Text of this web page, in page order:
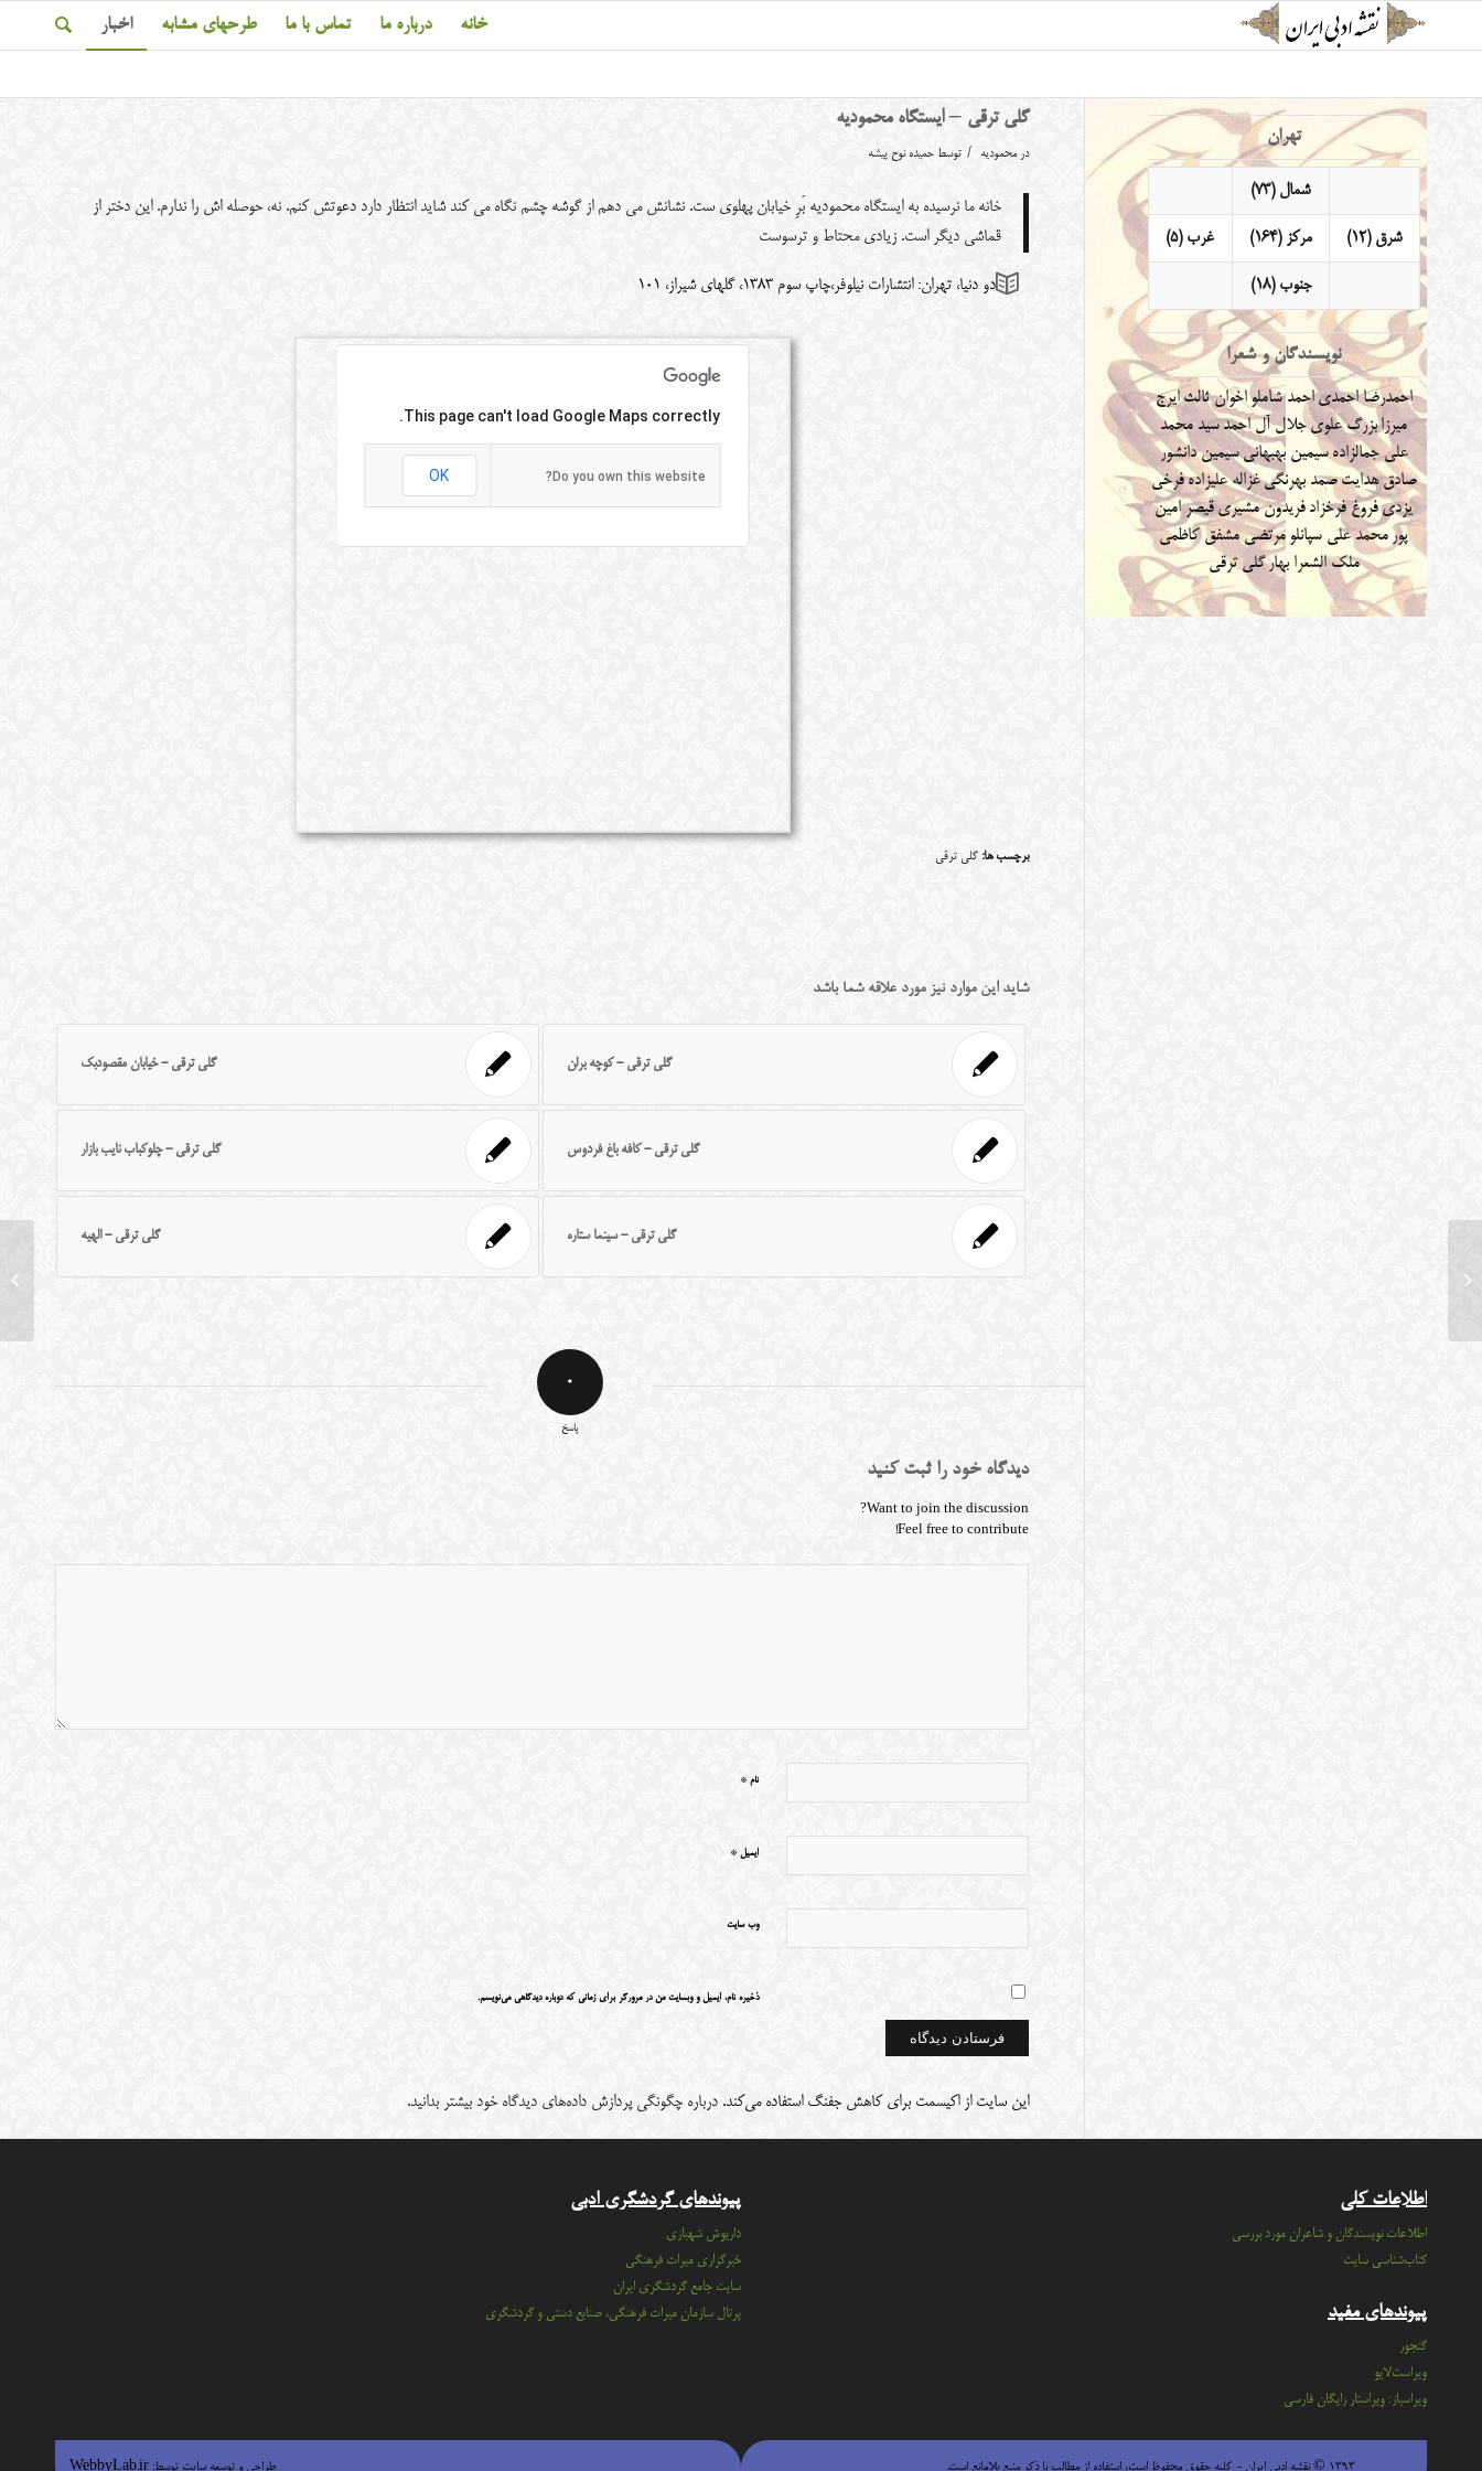
خانه درباره ما تماس با ما طرحهای مشابه اخبار
گلی ترقی – ایستگاه محمودیه
درمحمودیه / توسط حمیده نوح پیشه
خانه ما نرسیده به ایستگاه محمودیه بَرِ خیابان پهلوی ست. نشانش می دهم از گوشه چشم نگاه می کند شاید انتظار دارد دعوتش کنم. نه، حوصله اش را ندارم. این دختر از
قماشی دیگر است. زیادی محتاط و ترسوست
دو دنیا، تهران: انتشارات نیلوفر،چاپ سوم 1383، گلهای شیراز، 101
This page can't load Google Maps correctly.
Do you own this website?
OK
برچسب ها: گلی ترقی
شاید این موارد نیز مورد علاقه شما باشد
گلی ترقی - خیابان مقصودبک گلی ترقی - کوچه برلن
گلی ترقی - چلوکباب نایب بازار گلی ترقی - کافه باغ فردوس
گلی ترقی - الهیه گلی ترقی - سینما ستاره
0
پاسخ
دیدگاه خود را ثبت کنید
Want to join the discussion?
Feel free to contribute!
نام *
ایمیل *
وب‌ سایت
ذخیره نام، ایمیل و وبسایت من در مرورگر برای زمانی که دوباره دیدگاهی می‌نویسم.
این سایت از اکیسمت برای کاهش جفنگ استفاده می‌کند. درباره چگونگی پردازش داده‌های دیدگاه خود بیشتر بدانید.
تهران
شمال (73)
شرق (12) مرکز (164) غرب (5)
جنوب (18)
نویسندگان و شعرا
احمدرضا احمدیاحمد شاملواخوان ثالث ایرج
میرزابزرگ علوی جلال آل احمد سید محمد
علی جمالزاده سیمین بهبهانیسیمین دانشور
صادق هدایتصمد بهرنگیغزاله علیزادهفرخی
یزدیفروغ فرخزاد فریدون مشیری قیصر امین
پور محمد علی سپانلو مرتضی مشفق کاظمی
ملک الشعرا بهارگلی ترقی
اطلاعات کلی
اطلاعات نویسندگان و شاعران مورد بررسی
کتاب‌شناسی سایت
پیوندهای مفید
گنجور
ویراست‌لایو
ویراسباز: ویراستار رایگان فارسی
پیوندهای گردشگری ادبی
داریوش شهبازی
خبرگزاری میراث فرهنگی
سايت جامع گردشگري ايران
پرتال سازمان ميراث فرهنگي، صنايع دستي و گردشگري
۱۳۹۳ © نقشه ادبی ایران - كليه حقوق محفوظ است، استفاده از مطالب با ذكر منبع بلامانع است.
گلی گلی ترقی – میدان بهارستان